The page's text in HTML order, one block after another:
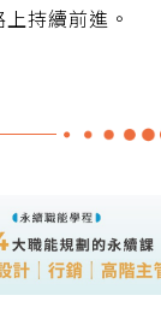
持續前進。